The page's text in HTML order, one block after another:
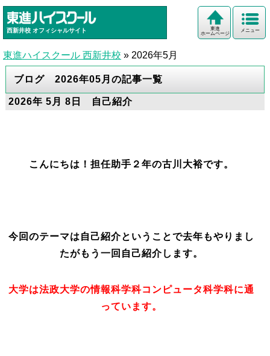
西新井校 オフィシャルサイト メニュー
東進
ホームページ
東進ハイスクール 西新井校 » 2026年5月
ブログ 2026年05月の記事一覧
2026年 5月 8日 自己紹介
こんにちは！担任助手２年の古川大裕です。
今回のテーマは自己紹介ということで去年もやりまし
たがもう一回自己紹介します。
大学は法政大学の情報科学科コンピュータ科学科に通
っています。